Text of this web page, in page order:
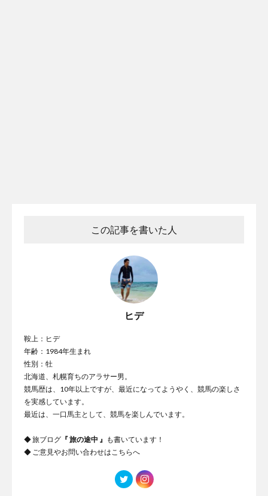
この記事を書いた人
ヒデ
鞍上：ヒデ
年齢：1984年生まれ
性別：牡
北海道、札幌育ちのアラサー男。
競馬歴は、10年以上ですが、最近になってようやく、競馬の楽しさ
を実感しています。
最近は、一口馬主として、競馬を楽しんでいます。
◆ 旅ブログ 『旅の途中 』 も書いています！
◆ ご意見やお問い合わせは こちらへ